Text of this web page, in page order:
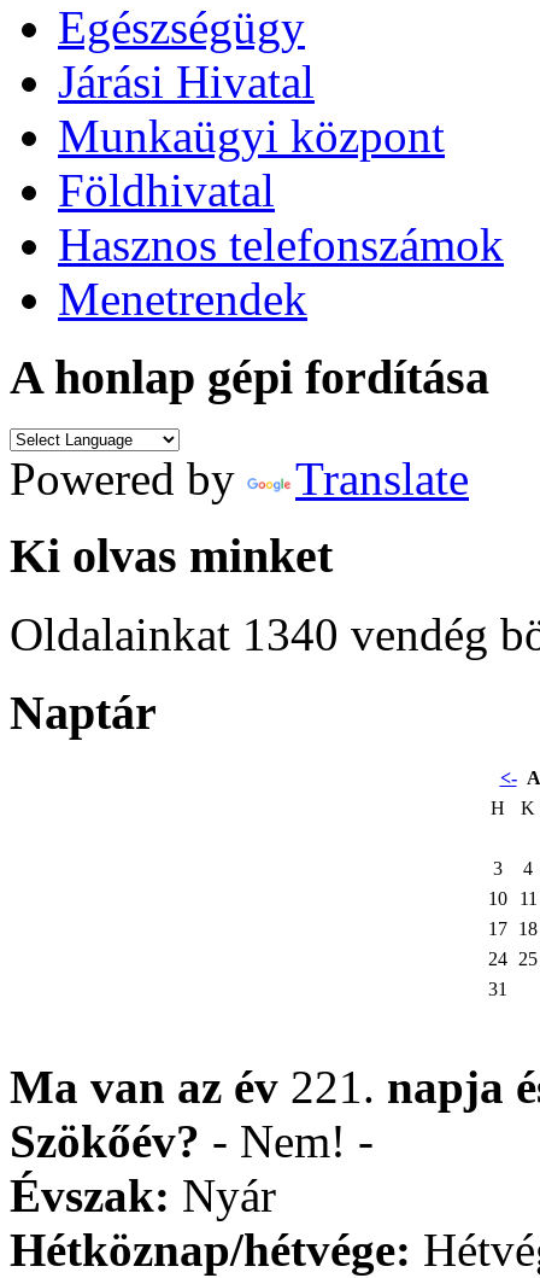
Egészségügy
Járási Hivatal
Munkaügyi központ
Földhivatal
Hasznos telefonszámok
Menetrendek
A honlap gépi fordítása
Powered by Translate
Ki olvas minket
Oldalainkat 1340 vendég
Naptár
<-
H
K
3
4
10
11
17 18
24 25
31
Ma van az év 221. napja
Szökőév? - Nem! -
Évszak: Nyár
Hétköznap/hétvége: